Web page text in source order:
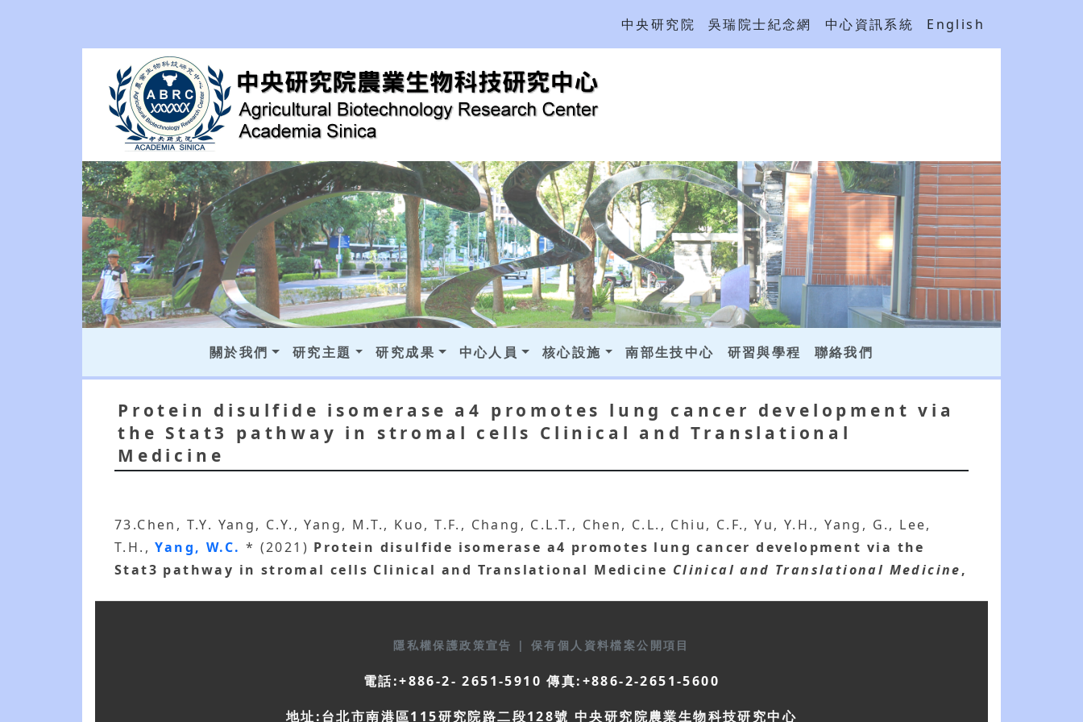
中央研究院 吳瑞院士紀念網 中心資訊系統 English
關於我們 研究主題 研究成果 中心人員 核心設施 南部生技中心 研習與學程 聯絡我們
Protein disulfide isomerase a4 promotes lung cancer development via
the Stat3 pathway in stromal cells Clinical and Translational
Medicine
73.Chen, T.Y. Yang, C.Y., Yang, M.T., Kuo, T.F., Chang, C.L.T., Chen, C.L., Chiu, C.F., Yu, Y.H., Yang, G., Lee,
T.H.,Yang, W.C. * (2021) Protein disulfide isomerase a4 promotes lung cancer development via the
Stat3 pathway in stromal cells Clinical and Translational Medicine Clinical and Translational Medicine,
隱私權保護政策宣告 | 保有個人資料檔案公開項目
電話:+886-2- 2651-5910 傳真:+886-2-2651-5600
地址:台北市南港區115研究院路二段128號 中央研究院農業生物科技研究中心